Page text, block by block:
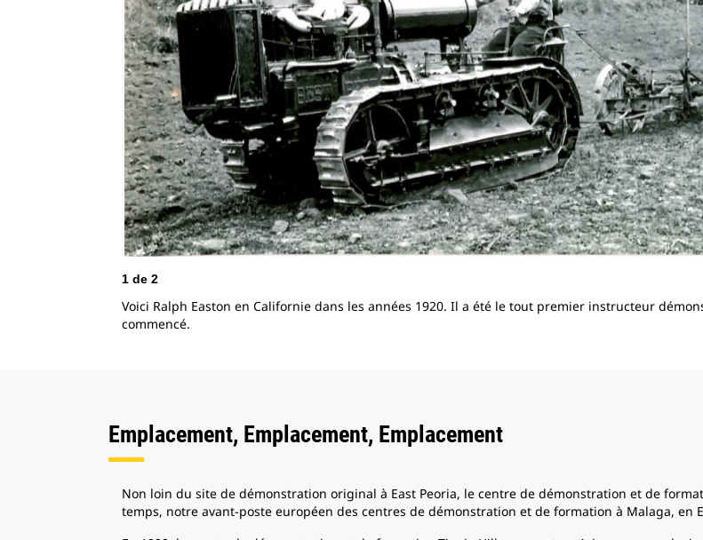
1 de 2
Voici Ralph Easton en Californie dans les années 1920. Il a été le tout premier instructeur
commencé.
Emplacement, Emplacement, Emplacement
Non loin du site de démonstration original à East Peoria, le centre de démonstration et de
temps, notre avant-poste européen des centres de démonstration et de formation à Malaga, en